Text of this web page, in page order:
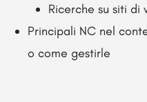
Ricerche su siti di
Principali NC nel
o come gestirle